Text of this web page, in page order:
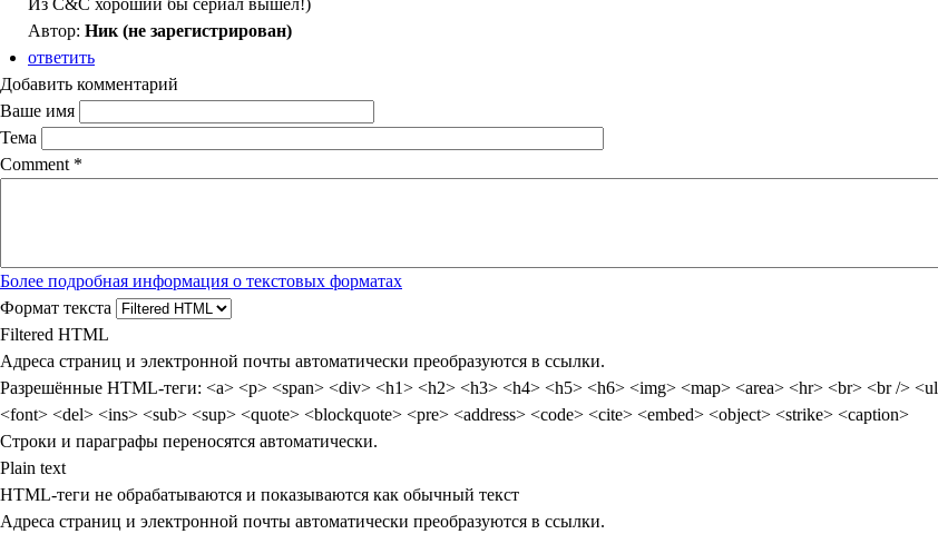
Из C&C хороший бы сериал вышел!)
Автор: Ник (не зарегистрирован)
ответить
Добавить комментарий
Ваше имя
Тема
Comment *
Более подробная информация о текстовых форматах
Формат текста
Filtered HTML
Адреса страниц и электронной почты автоматически преобразуются в ссылки.
Разрешённые HTML-теги: <a> <p> <span> <div> <h1> <h2> <h3> <h4> <h5> <h6> <img> <map> <area> <hr> <br> <br /> <ul> <ol> <li> <dl> <dt> <dd> <table> <tr> <td> <em> <b> <u> <i> <strong>
<font> <del> <ins> <sub> <sup> <quote> <blockquote> <pre> <address> <code> <cite> <embed> <object> <strike> <caption>
Строки и параграфы переносятся автоматически.
Plain text
HTML-теги не обрабатываются и показываются как обычный текст
Адреса страниц и электронной почты автоматически преобразуются в ссылки.